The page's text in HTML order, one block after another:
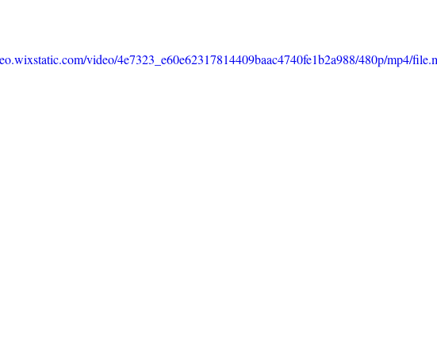
video/4e7323_e60e62317814409baac4740fe1b2a988/480p/mp4/